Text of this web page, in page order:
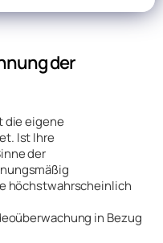
der
die eigene
Ist Ihre
der
höchstwahrscheinlich
in Bezug